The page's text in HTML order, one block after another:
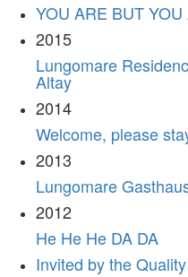
YOU ARE BUT
2015
Lungomare
Altay
2014
Welcome, please
2013
Lungomare
2012
He He He DA DA
Invited by the